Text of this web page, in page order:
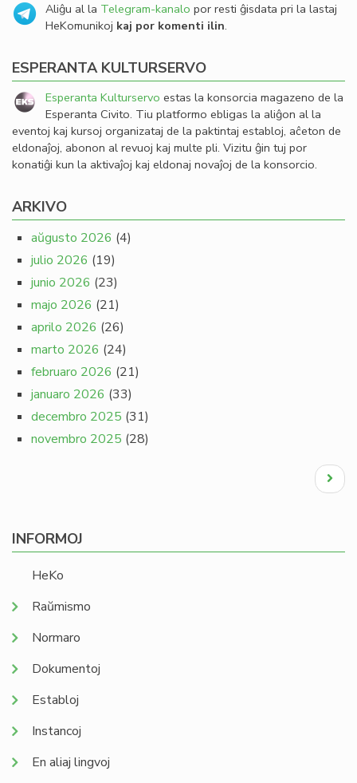
Aliĝu al la Telegram-kanalo por resti ĝisdata pri la lastaj
HeKomunikoj kaj por komenti ilin.
ESPERANTA KULTURSERVO
Esperanta Kulturservo estas la konsorcia magazeno de la
Esperanta Civito. Tiu platformo ebligas la aliĝon al la
eventoj kaj kursoj organizataj de la paktintaj establoj, aĉeton de
eldonaĵoj, abonon al revuoj kaj multe pli. Vizitu ĝin tuj por
konatiĝi kun la aktivaĵoj kaj eldonaj novaĵoj de la konsorcio.
ARKIVO
aŭgusto 2026 (4)
julio 2026 (19)
junio 2026 (23)
majo 2026 (21)
aprilo 2026 (26)
marto 2026 (24)
februaro 2026 (21)
januaro 2026 (33)
decembro 2025 (31)
novembro 2025 (28)
Next
page
INFORMOJ
HeKo
Raŭmismo
Normaro
Dokumentoj
Establoj
Instancoj
En aliaj lingvoj